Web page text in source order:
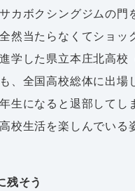
カボクシングジムの門
全然当たらなくてショ
学した県立本庄北高校
、全国高校総体に出場
生になると退部してし
校生活を楽しんでいる
残そう